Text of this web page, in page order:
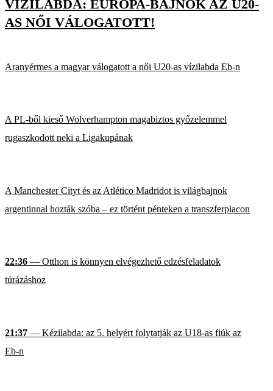
VÍZILABDA: EURÓPA-BAJNOK AZ U20-
AS NŐI VÁLOGATOTT!
Aranyérmes a magyar válogatott a női U20-as vízilabda Eb-n
A PL-ből kieső Wolverhampton magabiztos győzelemmel
rugaszkodott neki a Ligakupának
A Manchester Cityt és az Atlético Madridot is világbajnok
argentinnal hozták szóba – ez történt pénteken a transzferpiacon
22:36 — Otthon is könnyen elvégezhető edzésfeladatok
túrázáshoz
21:37 — Kézilabda: az 5. helyért folytatják az U18-as fiúk az
Eb-n